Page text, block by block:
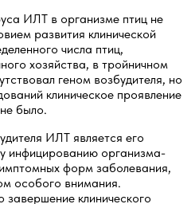
ИЛТ в организме птиц не
развития клинической
числа птиц,
хозяйства, в тройничном
геном возбудителя, но
клиническое проявление
было.
ИЛТ является его
инфицированию организма-
форм заболевания,
особого внимания.
клинического